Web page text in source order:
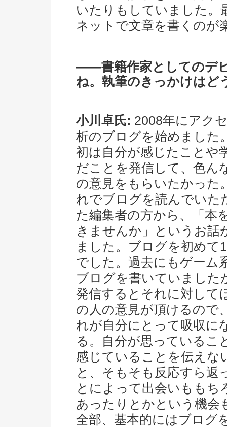
いたりもしていました。
ネットで文章を書くのが
――書籍作家としてのデ
ね。執筆のきっかけはど
小川卓氏: 2008年にアク
析のブログを始めました
初は自分が感じたことや
だことを発信して、色ん
の意見をもらいたかった
れでブログを読んでいた
た編集者の方から、「本
きませんか」というお話
ました。ブログを初めて
でした。過去にもゲーム
ブログを書いていました
発信するとそれに対して
の人の意見が頂けるので
れが自分にとって吸収に
る。自分が思っているこ
感じていることを伝えな
と、そもそも反応すら返
とによって出会いももち
あったりとかという機会
全部、基本的にはブログ